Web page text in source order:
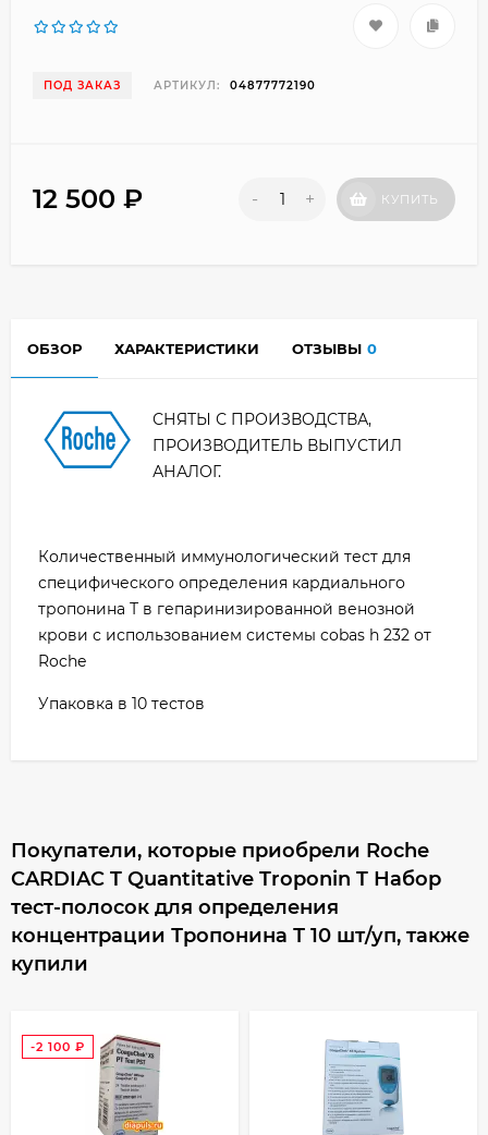
ПОД ЗАКАЗ АРТИКУЛ: 04877772190
12 500 ₽ - + КУПИТЬ
ОБЗОР ХАРАКТЕРИСТИКИ ОТЗЫВЫ 0
СНЯТЫ С ПРОИЗВОДСТВА,
ПРОИЗВОДИТЕЛЬ ВЫПУСТИЛ
АНАЛОГ.
Количественный иммунологический тест для
специфического определения кардиального
тропонина Т в гепаринизированной венозной
крови с использованием системы cobas h 232 от
Roche
Упаковка в 10 тестов
Покупатели, которые приобрели Roche
CARDIAC T Quantitative Troponin T Набор
тест-полосок для определения
концентрации Тропонина Т 10 шт/уп, также
купили
-2 100 ₽